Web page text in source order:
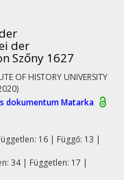
der
Szőny 1627
OF HISTORY UNIVERSITY
dokumentumMatarka
16 | Függő: 13 |
34| Független: 17 |